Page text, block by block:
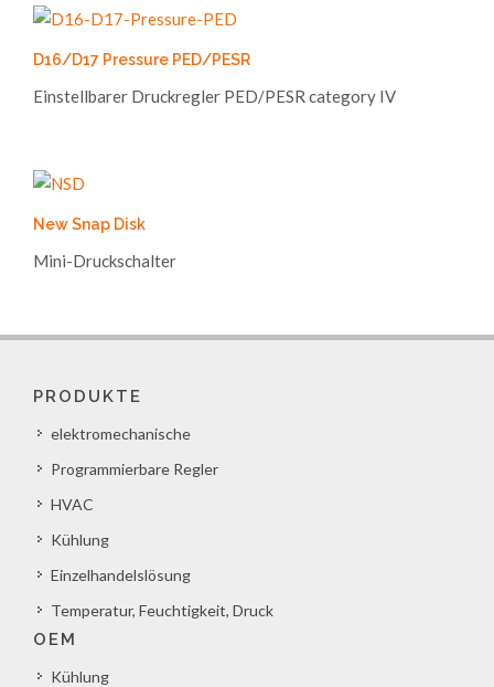
D16/D17 Pressure PED/PESR
Einstellbarer Druckregler PED/PESR category IV
New Snap Disk
Mini-Druckschalter
PRODUKTE
elektromechanische
Programmierbare Regler
HVAC
Kühlung
Einzelhandelslösung
Temperatur, Feuchtigkeit, Druck
OEM
Kühlung